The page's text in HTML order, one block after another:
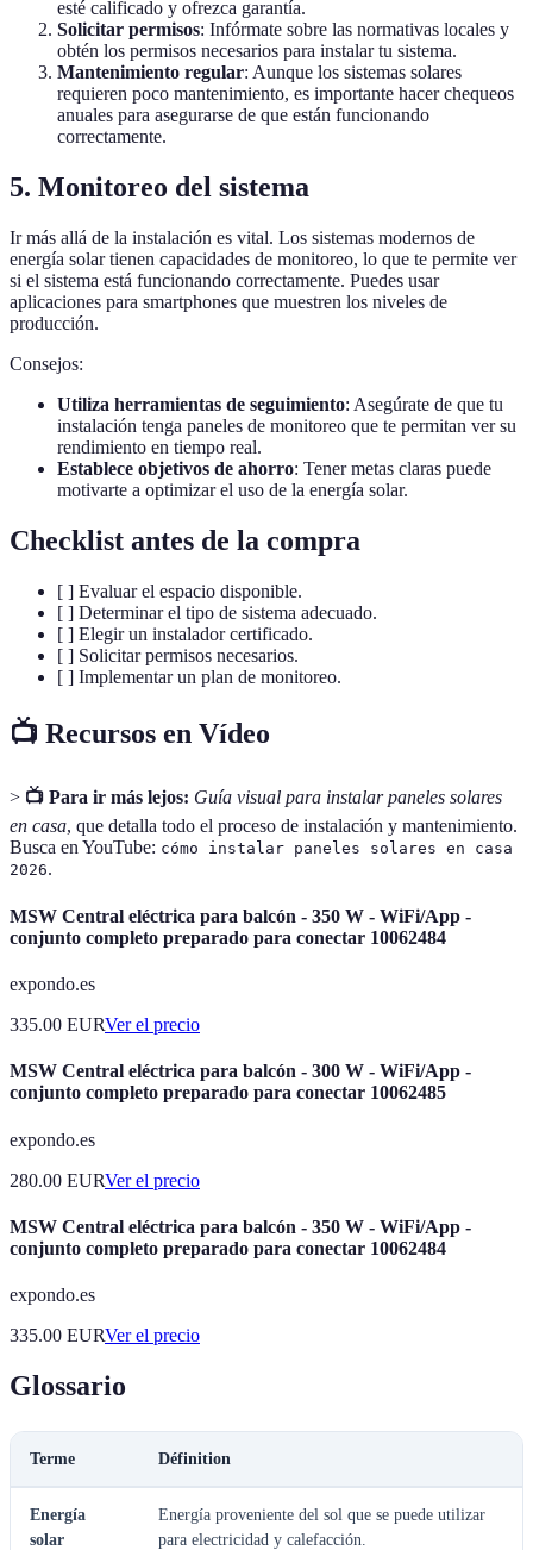
esté calificado y ofrezca garantía.
Solicitar permisos: Infórmate sobre las normativas locales y
obtén los permisos necesarios para instalar tu sistema.
Mantenimiento regular: Aunque los sistemas solares
requieren poco mantenimiento, es importante hacer chequeos
anuales para asegurarse de que están funcionando
correctamente.
5. Monitoreo del sistema
Ir más allá de la instalación es vital. Los sistemas modernos de
energía solar tienen capacidades de monitoreo, lo que te permite ver
si el sistema está funcionando correctamente. Puedes usar
aplicaciones para smartphones que muestren los niveles de
producción.
Consejos:
Utiliza herramientas de seguimiento: Asegúrate de que tu
instalación tenga paneles de monitoreo que te permitan ver su
rendimiento en tiempo real.
Establece objetivos de ahorro: Tener metas claras puede
motivarte a optimizar el uso de la energía solar.
Checklist antes de la compra
[ ] Evaluar el espacio disponible.
[ ] Determinar el tipo de sistema adecuado.
[ ] Elegir un instalador certificado.
[ ] Solicitar permisos necesarios.
[ ] Implementar un plan de monitoreo.
📺 Recursos en Vídeo
> 📺 Para ir más lejos: Guía visual para instalar paneles solares
en casa, que detalla todo el proceso de instalación y mantenimiento.
Busca en YouTube: cómo instalar paneles solares en casa
2026.
MSW Central eléctrica para balcón - 350 W - WiFi/App -
conjunto completo preparado para conectar 10062484
expondo.es
335.00 EURVer el precio
MSW Central eléctrica para balcón - 300 W - WiFi/App -
conjunto completo preparado para conectar 10062485
expondo.es
280.00 EURVer el precio
MSW Central eléctrica para balcón - 350 W - WiFi/App -
conjunto completo preparado para conectar 10062484
expondo.es
335.00 EURVer el precio
Glossario
Terme Définition
Energía
solar
Energía proveniente del sol que se puede utilizar
para electricidad y calefacción.